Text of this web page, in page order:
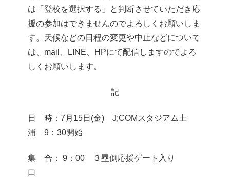
は「登校を選択する」と判断させていただき応
援の参加はできませんのでよろしくお願いしま
す。天候などの日程の変更や中止などについて
は、mail、LINE、HPにて配信しますのでよろ
しくお願いします。
記
日 時：7月15日(金) J;COMスタジアム土
浦 9：30開始
集 合： 9：00 ３塁側応援ゲート入り
口